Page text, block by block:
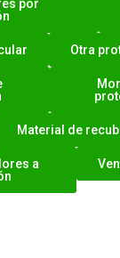
por
Otra
Material de
a